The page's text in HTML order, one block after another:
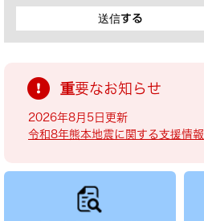
重要なお知らせ
2026年8月5日更新
令和8年熊本地震に関する支援情報